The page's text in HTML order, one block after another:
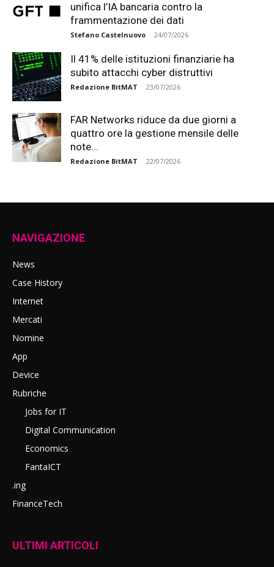
unifica l’IA bancaria contro la
frammentazione dei dati
Stefano Castelnuovo - 24/07/2026
Il 41% delle istituzioni finanziarie ha
subito attacchi cyber distruttivi
Redazione BitMAT - 23/07/2026
FAR Networks riduce da due giorni a
quattro ore la gestione mensile delle
note...
Redazione BitMAT - 22/07/2026
NAVIGAZIONE
News
Case History
Internet
Mercati
Nomine
App
Device
Rubriche
Jobs for IT
Digital Communication
Economics
FantaICT
.ing
FinanceTech
ULTIMI ARTICOLI